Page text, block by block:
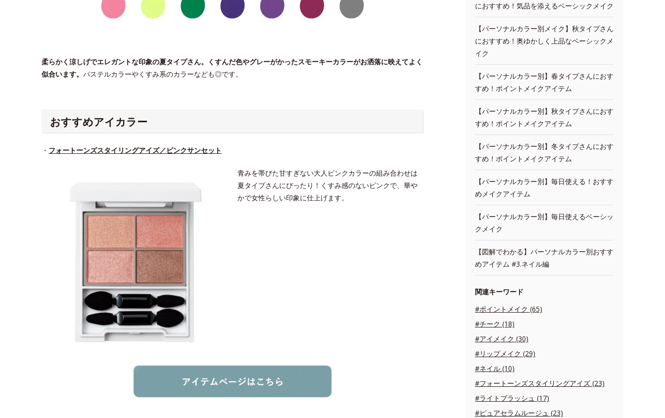
柔らかく涼しげでエレガントな印象の夏タイプさん。くすんだ色やグレーがかったスモーキーカラーがお洒落に映えてよく
似合います。 パステルカラーやくすみ系のカラーなども◎です。
おすすめアイカラー
・ フォートーンズスタイリングアイズ／ピンクサンセット
青みを帯びた甘すぎない大人ピンクカラーの組み合わせは
夏タイプさんにぴったり！くすみ感のないピンクで、華や
かで女性らしい印象に仕上げます。
におすすめ！気品を添えるベーシックメイク
【パーソナルカラー別メイク】秋タイプさん
におすすめ！奥ゆかしく上品なベーシックメ
イク
【パーソナルカラー別】春タイプさんにおす
すめ！ポイントメイクアイテム
【パーソナルカラー別】秋タイプさんにおす
すめ！ポイントメイクアイテム
【パーソナルカラー別】冬タイプさんにおす
すめ！ポイントメイクアイテム
【パーソナルカラー別】毎日使える！おすす
めメイクアイテム
【パーソナルカラー別】毎日使えるベーシッ
クメイク
【図解でわかる】パーソナルカラー別おすす
めアイテム #3.ネイル編
関連キーワード
#ポイントメイク (65)
#チーク (18)
#アイメイク (30)
#リップメイク (29)
#ネイル (10)
#フォートーンズスタイリングアイズ (23)
#ライトブラッシュ (17)
#ピュアセラムルージュ (23)